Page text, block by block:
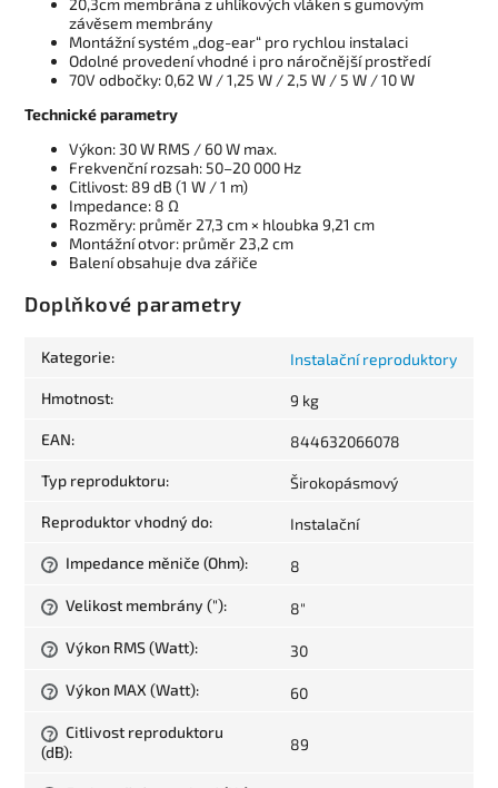
závěsem membrány
Montážní systém „dog-ear“ pro rychlou instalaci
Odolné provedení vhodné i pro náročnější prostředí
70V odbočky: 0,62 W / 1,25 W / 2,5 W / 5 W / 10 W
Technické parametry
Výkon: 30 W RMS / 60 W max.
Frekvenční rozsah: 50–20 000 Hz
Citlivost: 89 dB (1 W / 1 m)
Impedance: 8 Ω
Rozměry: průměr 27,3 cm × hloubka 9,21 cm
Montážní otvor: průměr 23,2 cm
Balení obsahuje dva zářiče
Doplňkové parametry
Kategorie: Instalační reproduktory
Hmotnost: 9 kg
EAN: 844632066078
Typ reproduktoru: Širokopásmový
Reproduktor vhodný do: Instalační
? Impedance měniče (Ohm): 8
? Velikost membrány ("): 8"
? Výkon RMS (Watt): 30
? Výkon MAX (Watt): 60
?
Citlivost reproduktoru
(dB): 89